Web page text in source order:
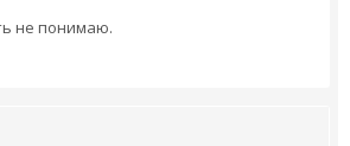
не понимаю.